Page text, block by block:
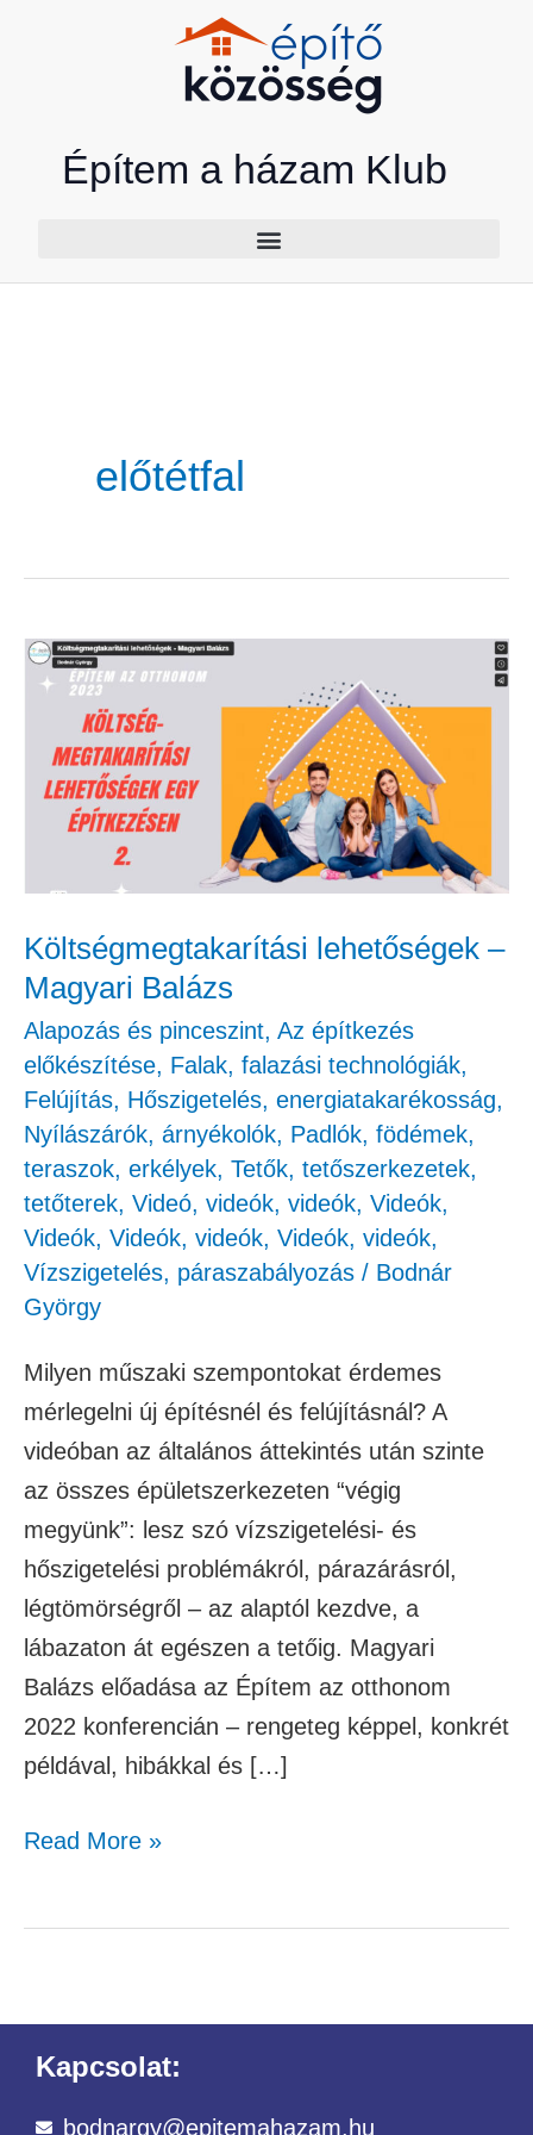
Építem a házam Klub
előtétfal
Költségmegtakarítási lehetőségek –
Magyari Balázs
Alapozás és pinceszint, Az építkezés
előkészítése, Falak, falazási technológiák,
Felújítás, Hőszigetelés, energiatakarékosság,
Nyílászárók, árnyékolók, Padlók, födémek,
teraszok, erkélyek, Tetők, tetőszerkezetek,
tetőterek, Videó, videók, videók, Videók,
Videók, Videók, videók, Videók, videók,
Vízszigetelés, páraszabályozás / Bodnár
György
Milyen műszaki szempontokat érdemes
mérlegelni új építésnél és felújításnál? A
videóban az általános áttekintés után szinte
az összes épületszerkezeten “végig
megyünk”: lesz szó vízszigetelési- és
hőszigetelési problémákról, párazárásról,
légtömörségről – az alaptól kezdve, a
lábazaton át egészen a tetőig. Magyari
Balázs előadása az Építem az otthonom
2022 konferencián – rengeteg képpel, konkrét
példával, hibákkal és […]
Költségmegtakarítási
lehetőségek
Magyari
Balázs
Read More »
Kapcsolat:
bodnargy@epitemahazam.hu